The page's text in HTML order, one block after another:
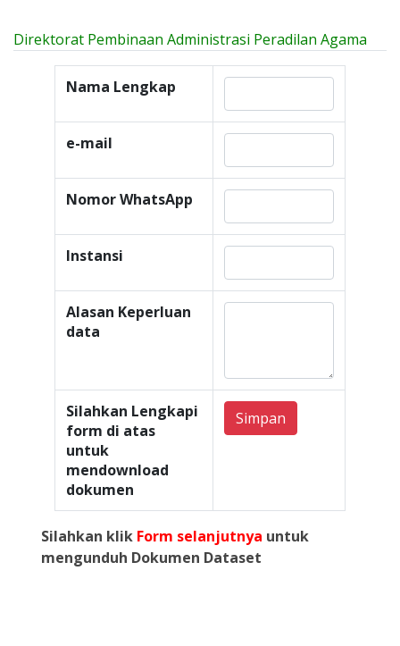
Direktorat Pembinaan Administrasi Peradilan Agama
Nama Lengkap
e-mail
Nomor WhatsApp
Instansi
Alasan Keperluan
data
Silahkan Lengkapi
form di atas
untuk
mendownload
dokumen
Simpan
Silahkan klik Form selanjutnya untuk
mengunduh Dokumen Dataset